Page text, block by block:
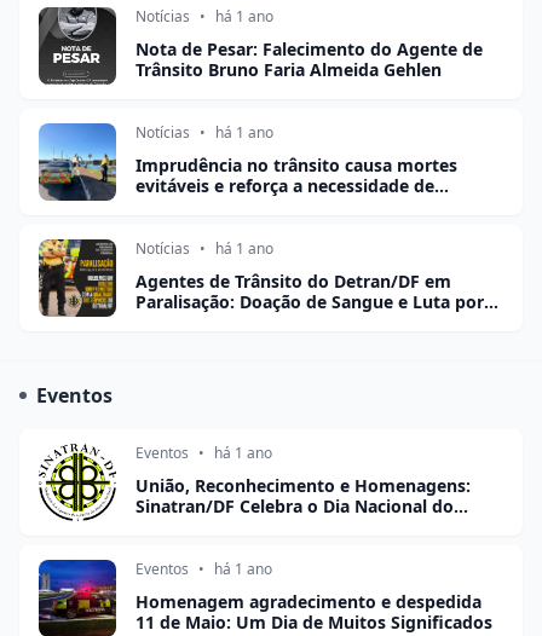
Notícias • há 1 ano
Nota de Pesar: Falecimento do Agente de
Trânsito Bruno Faria Almeida Gehlen
Notícias • há 1 ano
Imprudência no trânsito causa mortes
evitáveis e reforça a necessidade de
Notícias • há 1 ano
Agentes de Trânsito do Detran/DF em
Paralisação: Doação de Sangue e Luta por
Eventos
Eventos • há 1 ano
União, Reconhecimento e Homenagens:
Sinatran/DF Celebra o Dia Nacional do
Eventos • há 1 ano
Homenagem agradecimento e despedida
11 de Maio: Um Dia de Muitos Significados